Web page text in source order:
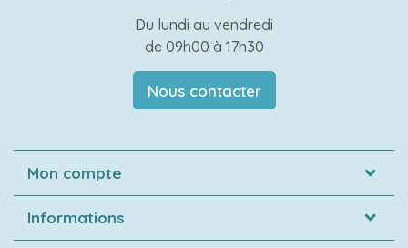
Du lundi au vendredi
de 09h00 à 17h30
Nous contacter
Mon compte
Informations